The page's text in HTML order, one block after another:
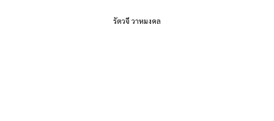
รัตวจี วาหมงคล